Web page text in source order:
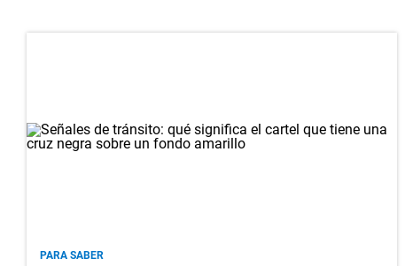
PARA SABER